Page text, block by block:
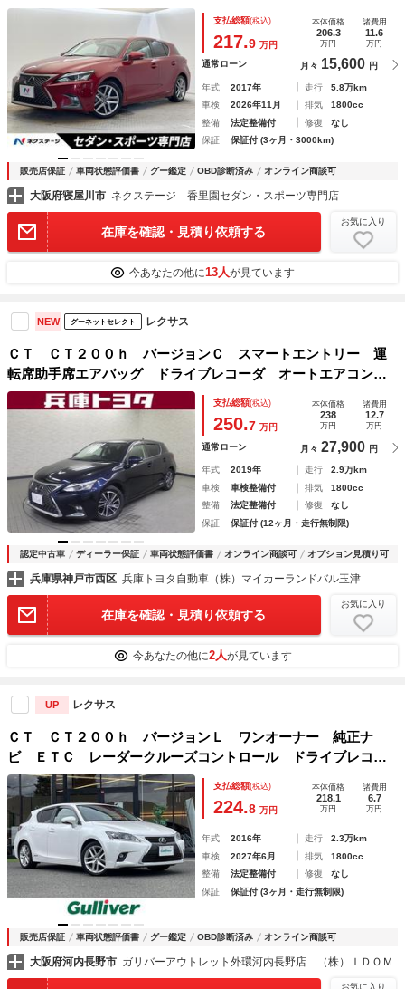
ッシュセーフティ レーンキープアシスト レーダークルーズ
コントロール オートハイビーム ＬＥＤヘッドライト
支払総額(税込)
217.9 万円
本体価格
206.3
万円
諸費用
11.6
万円
通常ローン 月々 15,600 円
年式 2017年 走行
5.8万km
車検
2026年11月 排気
1800cc
整備
法定整備付 修復
なし
保証
保証付 (3ヶ月・3000km)
販売店保証 車両状態評価書 グー鑑定 OBD診断済み オンライン商談可
大阪府寝屋川市 ネクステージ 香里園セダン・スポーツ専門店
在庫を確認・見積り依頼する
お気に入り
今あなたの他に13人が見ています
NEW グーネットセレクト レクサス
ＣＴ ＣＴ２００ｈ バージョンＣ スマートエントリー 運
転席助手席エアバッグ ドライブレコーダ オートエアコン
オートクルーズ Ｐシート ＤＶＤ再生可能 ＬＥＤライト
キーフリー ＴＶナビ パワーステアリング パワーウインド
支払総額(税込)
250.7 万円
本体価格
238
万円
諸費用
12.7
万円
通常ローン 月々 27,900 円
年式 2019年 走行
2.9万km
車検
車検整備付 排気
1800cc
整備
法定整備付 修復
なし
保証
保証付 (12ヶ月・走行無制限)
認定中古車 ディーラー保証 車両状態評価書 オンライン商談可 オプション見積り可
兵庫県神戸市西区 兵庫トヨタ自動車（株）マイカーランドバル玉津
在庫を確認・見積り依頼する
お気に入り
今あなたの他に2人が見ています
UP レクサス
ＣＴ ＣＴ２００ｈ バージョンＬ ワンオーナー 純正ナ
ビ ＥＴＣ レーダークルーズコントロール ドライブレコー
ダー バックカメラ レザーシート シートヒーター シート
メモリー 純正フロアマット 純正アルミホイール オートラ
イト
支払総額(税込)
224.8 万円
本体価格
218.1
万円
諸費用
6.7
万円
年式 2016年 走行
2.3万km
車検
2027年6月 排気
1800cc
整備
法定整備付 修復
なし
保証
保証付 (3ヶ月・走行無制限)
販売店保証 車両状態評価書 グー鑑定 OBD診断済み オンライン商談可
大阪府河内長野市 ガリバーアウトレット外環河内長野店 （株）ＩＤＯＭ
お気に入り